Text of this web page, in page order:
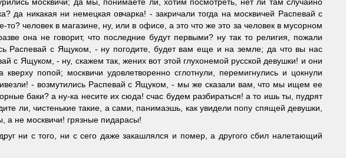
да никакая ни немецкая овчарка! - закричали тогда на москвичей Распевай с
человек в магазине, ну, или в офисе, а это что же это за человек в мусорном
она не говорит, что последние будут первыми? ну так то религия, пожали
Распевай с Ящуком, - ну погодите, будет вам еще и на земле; да что вы нас
с Ящуком, - ну, скажем так, жених вот этой глухонемой русской девушки! и они
попой; москвичи удовлетворенно сглотнули, перемигнулись и цокнули
- возмутились Распевай с Ящуком, - мы же сказали вам, что мы ищем ее
баки? а ну-ка несите их сюда! счас будем разбираться! а то ишь ты, пудрят
ли, чистенькие такие, а сами, панимаэшь, как увидели попу спящей девушки,
а не москвичи! грязные пидарасы!
ни с того, ни с сего даже закашлялся и помер, а другого сбил налетающий